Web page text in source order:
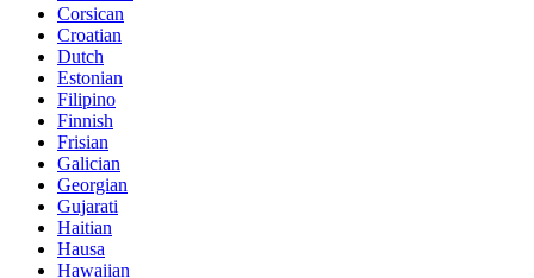
Corsican
Croatian
Dutch
Estonian
Filipino
Finnish
Frisian
Galician
Georgian
Gujarati
Haitian
Hausa
Hawaiian